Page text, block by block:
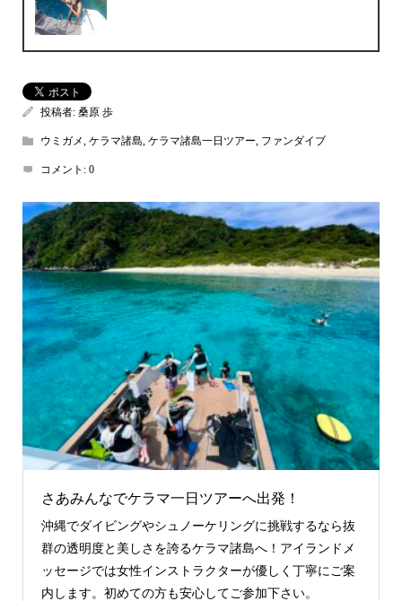
投稿者: 桑原 歩
ウミガメ, ケラマ諸島, ケラマ諸島一日ツアー, ファンダイブ
コメント: 0
さあみんなでケラマ一日ツアーへ出発！
沖縄でダイビングやシュノーケリングに挑戦するなら抜
群の透明度と美しさを誇るケラマ諸島へ！アイランドメ
ッセージでは女性インストラクターが優しく丁寧にご案
内します。初めての方も安心してご参加下さい。